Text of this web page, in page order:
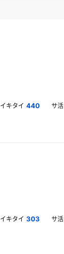
イキタイ 440 サ活
イキタイ 303 サ活